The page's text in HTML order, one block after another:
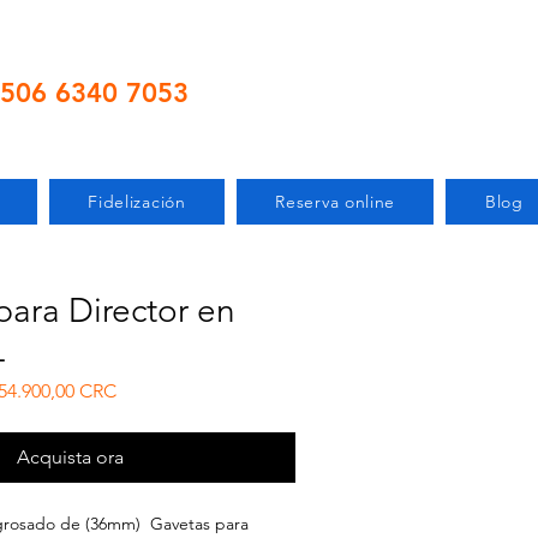
506 6340 7053
Fidelización Reserva online Blog
Director en
regolare
CRCPrezzo scontato
Acquista ora
de (36mm) Gavetas para